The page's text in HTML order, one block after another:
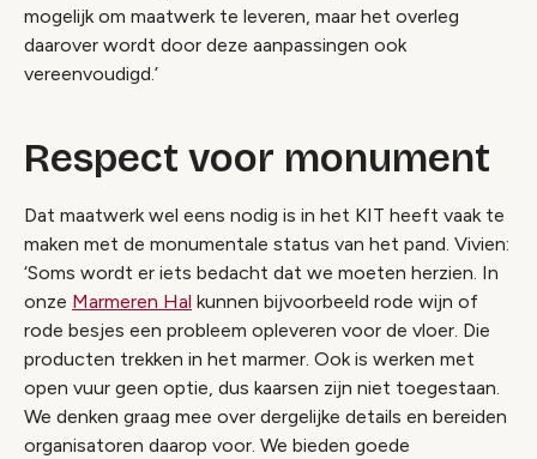
mogelijk om maatwerk te leveren, maar het overleg
daarover wordt door deze aanpassingen ook
vereenvoudigd.’
Respect voor monument
Dat maatwerk wel eens nodig is in het KIT heeft vaak te
maken met de monumentale status van het pand. Vivien:
‘Soms wordt er iets bedacht dat we moeten herzien. In
onze Marmeren Hal kunnen bijvoorbeeld rode wijn of
rode besjes een probleem opleveren voor de vloer. Die
producten trekken in het marmer. Ook is werken met
open vuur geen optie, dus kaarsen zijn niet toegestaan.
We denken graag mee over dergelijke details en bereiden
organisatoren daarop voor. We bieden goede